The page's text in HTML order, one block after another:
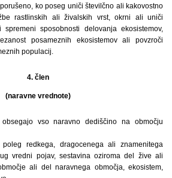
ko poseg uniči številčno ali kakovostno
rastlinskih ali živalskih vrst, okrni ali uniči
sposobnosti delovanja ekosistemov,
posameznih ekosistemov ali povzroči
populacij.
4. člen
(naravne vrednote)
vso naravno dediščino na območju
redkega, dragocenega ali znamenitega
vredni pojav, sestavina oziroma del žive ali
ali del naravnega območja, ekosistem,